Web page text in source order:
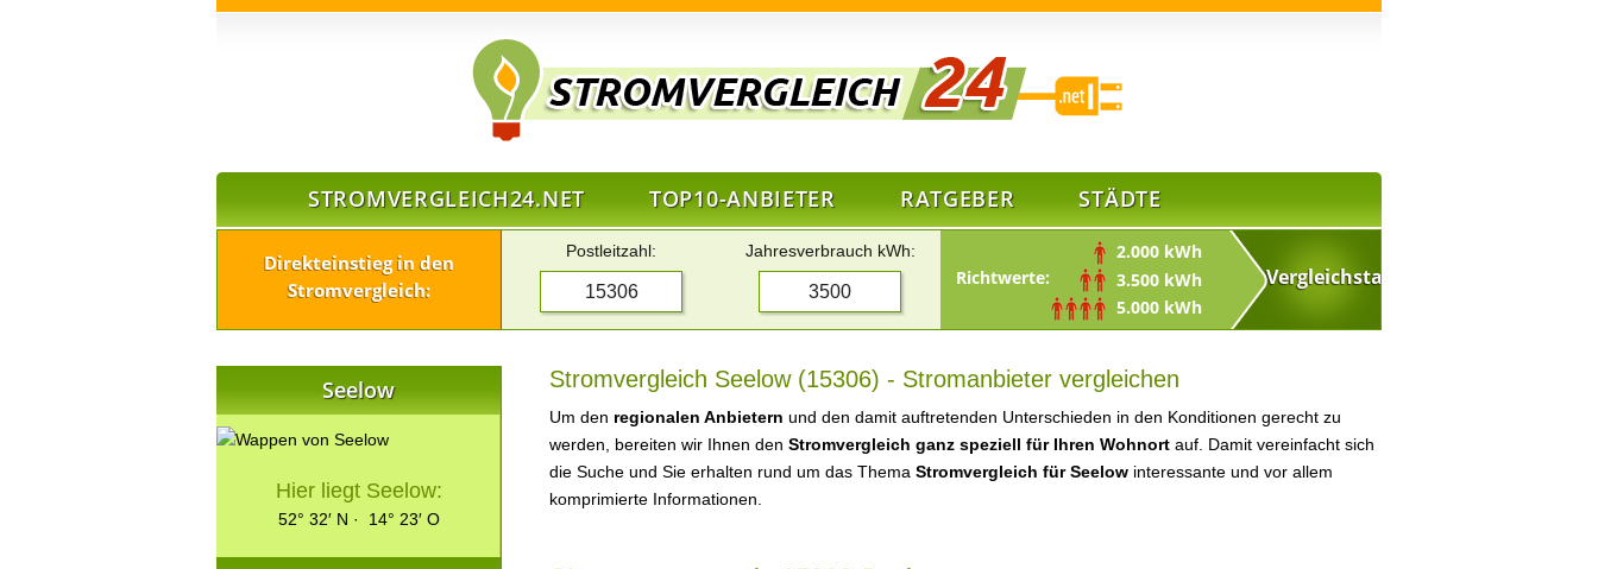
STROMVERGLEICH24.NET TOP10-ANBIETER RATGEBER STÄDTE
Direkteinstieg in den
Stromvergleich:
Postleitzahl: Jahresverbrauch kWh:
Richtwerte:
2.000 kWh
3.500 kWh
5.000 kWh
Stromvergleich Seelow (15306) - Stromanbieter vergleichen
Um den regionalen Anbietern und den damit auftretenden Unterschieden in den Konditionen gerecht zu
werden, bereiten wir Ihnen den Stromvergleich ganz speziell für Ihren Wohnort auf. Damit vereinfacht sich
die Suche und Sie erhalten rund um das Thema Stromvergleich für Seelow interessante und vor allem
komprimierte Informationen.
Seelow
Hier liegt Seelow:
52° 32′ N · 14° 23′ O